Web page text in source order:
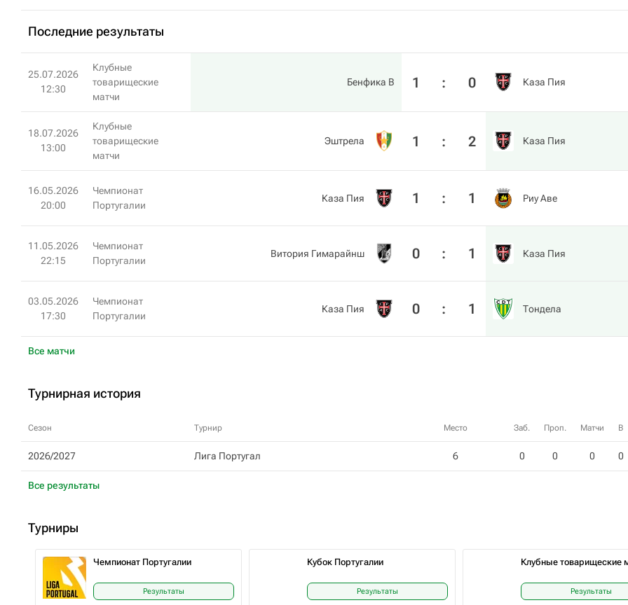
Последние результаты
Все матчи
25.07.2026
12:30
Клубные
товарищеские
матчи
Бенфика B 1 : 0 Каза Пия
18.07.2026
13:00
Клубные
товарищеские
матчи
Эштрела 1 : 2 Каза Пия
16.05.2026
20:00
Чемпионат
Португалии
Каза Пия 1 : 1 Риу Аве
11.05.2026
22:15
Чемпионат
Португалии
Витория Гимарайнш 0 : 1 Каза Пия
03.05.2026
17:30
Чемпионат
Португалии
Каза Пия 0 : 1 Тондела
Турнирная история
Сезон Турнир Место Заб. Проп. Матчи В
2026/2027 Лига Португал 6 0 0 0 0
Все результаты
Турниры
Чемпионат Португалии
Результаты
Кубок Португалии
Результаты
Клубные товарищеские
Результаты